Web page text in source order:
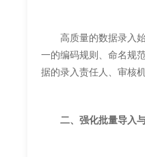
高质量的数据录入始
一的编码规则、命名规
据的录入责任人、审核
二、强化批量导入